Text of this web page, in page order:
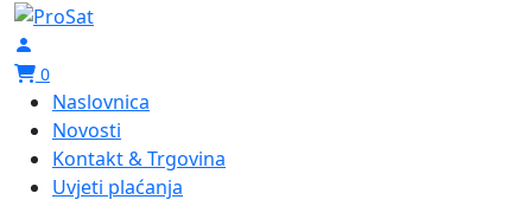
0
Naslovnica
Novosti
Kontakt & Trgovina
Uvjeti plaćanja